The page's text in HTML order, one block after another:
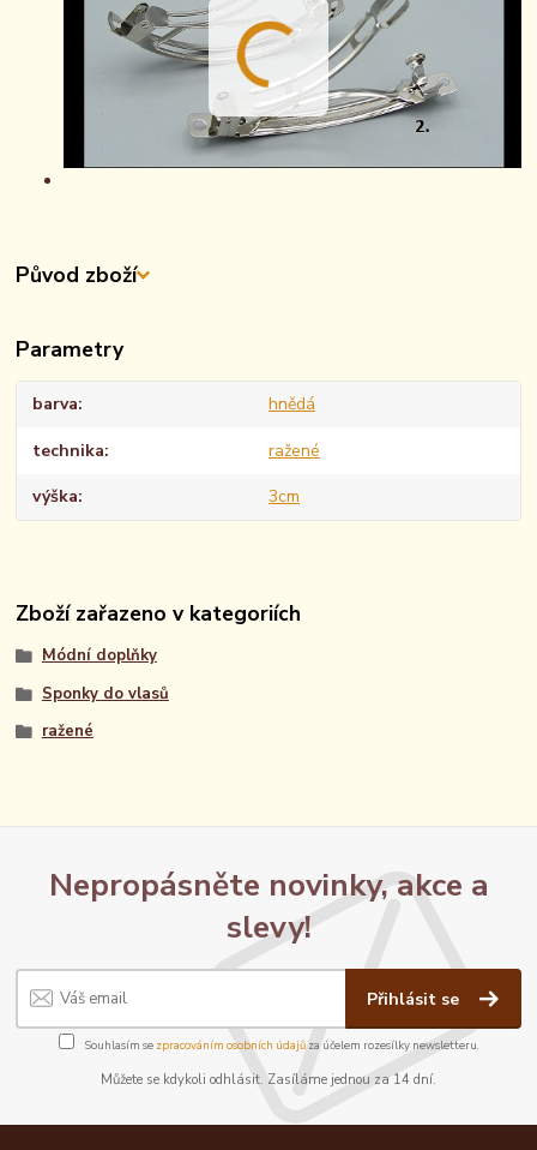
Původ zboží
Parametry
barva hnědá
technika ražené
výška 3cm
Zboží zařazeno v kategoriích
Módní doplňky
Sponky do vlasů
ražené
Nepropásněte novinky, akce a
slevy!
Přihlásit se
Souhlasím se zpracováním osobních údajůza účelem rozesílky newsletteru.
Můžete se kdykoli odhlásit. Zasíláme jednou za 14 dní.